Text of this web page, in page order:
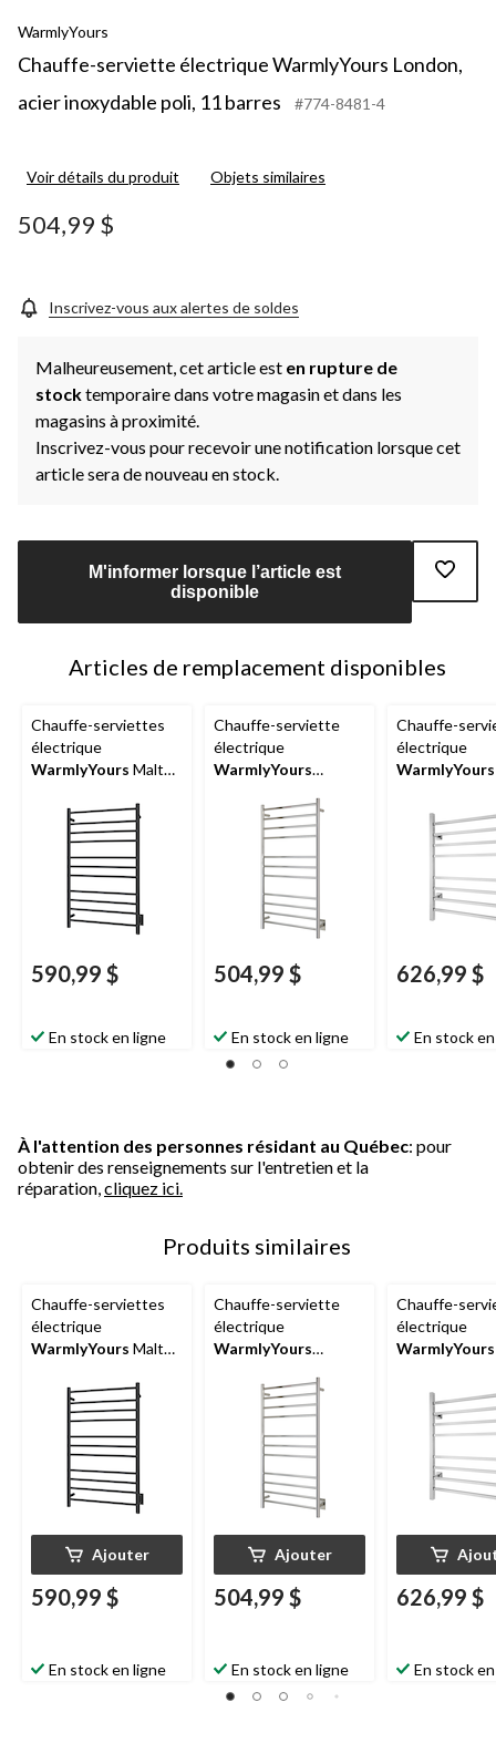
WarmlyYours
Chauffe-serviette électrique WarmlyYours London,
acier inoxydable poli, 11 barres
#774-8481-4
Voir détails du produit Objets similaires
504,99 $
Inscrivez-vous aux alertes de soldes
Malheureusement, cet article est en rupture de
stocktemporaire dans votre magasin et dans les
magasins à proximité.
Inscrivez-vous pour recevoir une notification lorsque cet
article sera de nouveau en stock.
M'informer lorsque l’article est
disponible
Articles de remplacement disponibles
Chauffe-serviettes
électrique
WarmlyYours Malte,
590,99 $
En stock en ligne
Chauffe-serviette
électrique
WarmlyYours
inoxydable poli,
11 barres
504,99 $
En stock en ligne
Chauffe-
électrique
WarmlyYours
8 barres
626,99 $
En stock
À l'attention des personnes résidant au Québec: pour
obtenir des renseignements sur l'entretien et la
réparation, cliquez ici.
Produits similaires
Chauffe-serviettes
électrique
WarmlyYours Malte,
Ajouter
590,99 $
En stock en ligne
Chauffe-serviette
électrique
WarmlyYours
inoxydable poli,
11 barres
Ajouter
504,99 $
En stock en ligne
Chauffe-
électrique
WarmlyYours
8 barres
626,99 $
En stock